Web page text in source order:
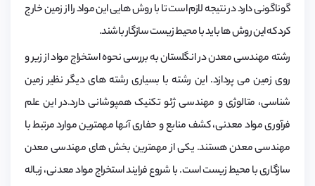
گوناگونی دارد در نتیجه لازم است تا با روش هایی این مواد را از زمین خارج
کرد که این روش ها باید با محیط زیست سازگار باشند.
رشته مهندسی معدن در انگلستان به بررسی نحوه استخراج مواد از زیر و
روی زمین می پردازد. این رشته با بسیاری رشته های دیگر نظیر زمین
شناسی، متالوژی و مهندسی ژئو تکنیک همپوشانی دارد.در این علم
فرآوری مواد معدنی، کشف منابع و حفاری آنها مهمترین موارد مرتبط با
مهندسی معدن هستند. یکی از مهمترین بخش های مهندسی معدن
سازگاری با محیط زیست است. با شروع فرایند استخراج مواد معدنی، زباله